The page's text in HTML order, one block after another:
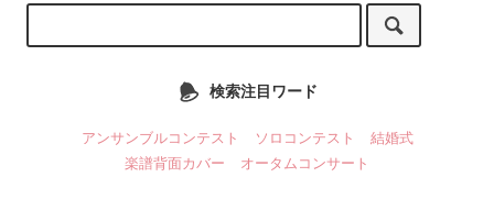
検索注目ワード
アンサンブルコンテスト ソロコンテスト
結婚式
楽譜背面カバー
オータムコンサート